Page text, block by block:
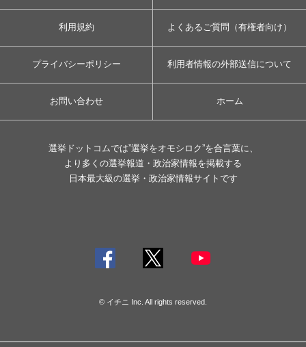
利用規約 よくあるご質問（有権者向け）
プライバシーポリシー 利用者情報の外部送信について
お問い合わせ ホーム
選挙ドットコムでは”選挙をオモシロク”を合言葉に、
より多くの選挙報道・政治家情報を掲載する
日本最大級の選挙・政治家情報サイトです
© イチニ Inc. All rights reserved.